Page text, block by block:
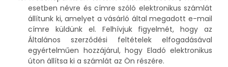
esetben névre és címre szóló elektronikus számlát
állítunk ki, amelyet a vásárló által megadott e-mail
címre küldünk el. Felhívjuk figyelmét, hogy az
Általános szerződési feltételek elfogadásával
egyértelműen hozzájárul, hogy Eladó elektronikus
úton állítsa ki a számlát az Ön részére.